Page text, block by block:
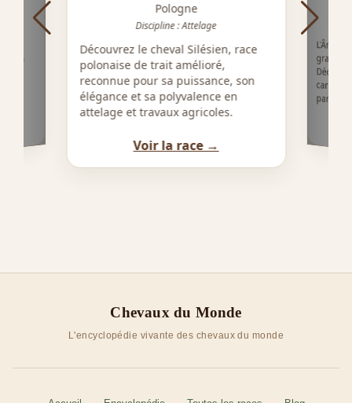
race
Pologne
Discipline : Attelage
Découvrez le cheval Silésien, race
polonaise de trait amélioré,
reconnue pour sa puissance, son
élégance et sa polyvalence en
attelage et travaux agricoles.
Voir la race →
L'Âne
grandes
Chevaux du Monde
L'encyclopédie vivante des chevaux du monde